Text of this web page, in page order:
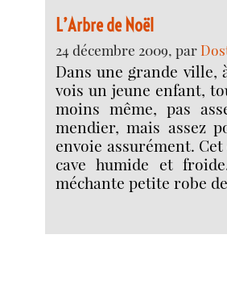
L’Arbre de Noël
24 décembre 2009, par
Dans une grande
vois un jeune enfant,
moins même, pas
mendier, mais assez
envoie assurément.
cave humide et
méchante petite robe